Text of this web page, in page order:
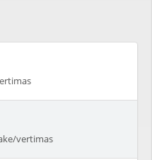
vertimas